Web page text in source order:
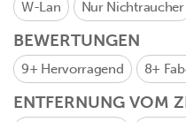
W-Lan Nur Nichtraucher
BEWERTUNGEN
9+ Hervorragend 8+
ENTFERNUNG VOM